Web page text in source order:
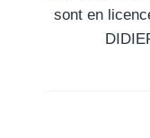
sont en